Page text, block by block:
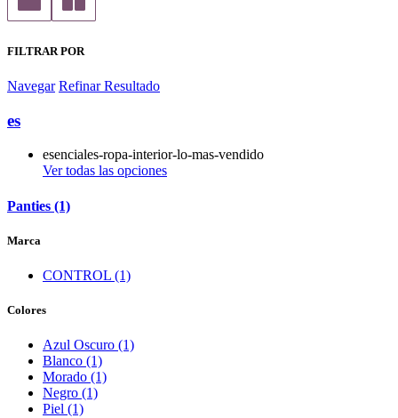
FILTRAR POR
Navegar Refinar Resultado
es
esenciales-ropa-interior-lo-mas-vendido
Ver todas las opciones
Panties (1)
Marca
CONTROL (1)
Colores
Azul Oscuro (1)
Blanco (1)
Morado (1)
Negro (1)
Piel (1)